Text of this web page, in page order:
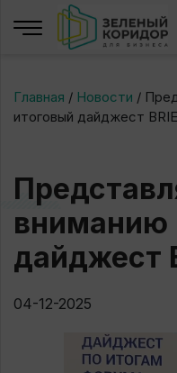
Главная / Новости /
итоговый дайджест
вниманию
дайджест
04-12-2025